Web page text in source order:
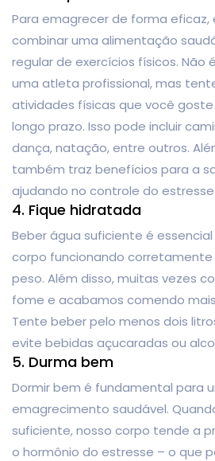
Para emagrecer de forma
combinar uma alimentação
regular de exercícios físicos. Não
uma atleta profissional, mas
atividades físicas que você
longo prazo. Isso pode incluir
dança, natação, entre outros.
também traz benefícios para a
ajudando no controle do
4. Fique hidratada
Beber água suficiente é
corpo funcionando corretamente
peso. Além disso, muitas vezes
fome e acabamos comendo
Tente beber pelo menos dois
evite bebidas açucaradas ou
5. Durma bem
Dormir bem é fundamental para
emagrecimento saudável.
suficiente, nosso corpo tende a
o hormônio do estresse – o que